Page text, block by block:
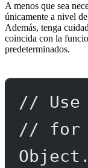
A menos que sea
únicamente a nivel
Además, tenga
coincida con la
predeterminados.
// Use
// for
Object.